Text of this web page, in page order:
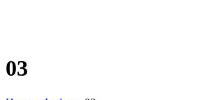
03